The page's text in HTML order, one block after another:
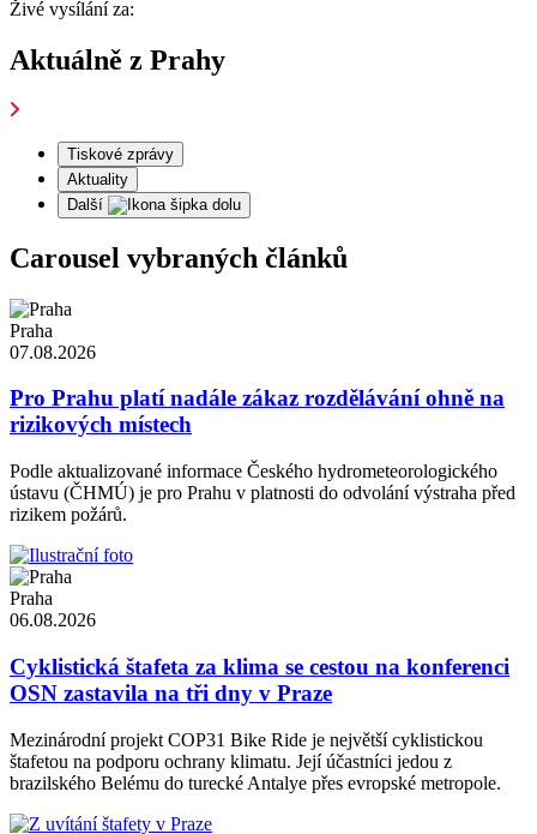
Živé vysílání za:
Aktuálně z Prahy
Tiskové zprávy
Aktuality
Další
Carousel vybraných článků
Praha
07.08.2026
Pro Prahu platí nadále zákaz rozdělávání ohně na
rizikových místech
Podle aktualizované informace Českého hydrometeorologického
ústavu (ČHMÚ) je pro Prahu v platnosti do odvolání výstraha před
rizikem požárů.
Praha
06.08.2026
Cyklistická štafeta za klima se cestou na konferenci
OSN zastavila na tři dny v Praze
Mezinárodní projekt COP31 Bike Ride je největší cyklistickou
štafetou na podporu ochrany klimatu. Její účastníci jedou z
brazilského Belému do turecké Antalye přes evropské metropole.